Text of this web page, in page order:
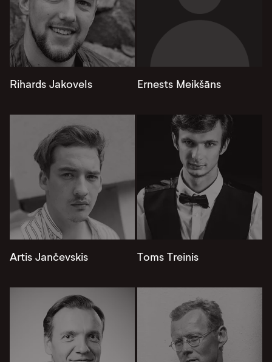
Rihards Jakovels Ernests Meikšāns
Artis Jančevskis Toms Treinis